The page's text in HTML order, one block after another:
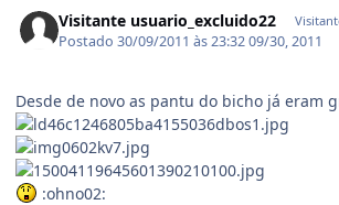
Visitante usuario_excluido22
Postado30/09/2011 às 23:3209/30, 2011
Desde de novo as pantu do bicho já eram
:ohno02: